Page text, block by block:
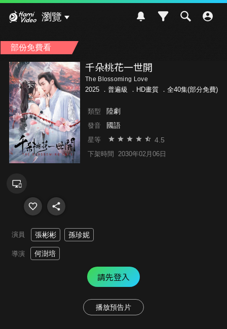
瀏覽
部份免費看
千朵桃花一世開
The Blossoming Love
2025 ． 普遍級 ．HD畫質 ．全40集(部分免費)
類型 陸劇
發音 國語
星等 4.5
下架時間 2030年02月06日
演員 張彬彬 孫珍妮
導演 何澍培
請先登入
播放預告片